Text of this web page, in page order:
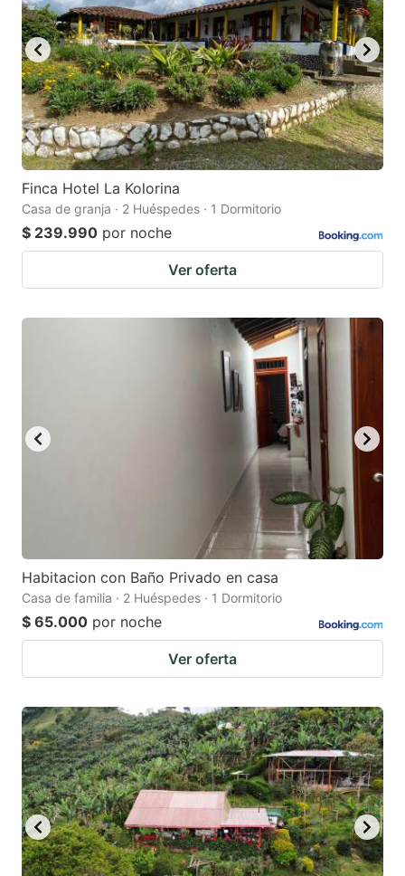
Finca Hotel La Kolorina
Casa de granja · 2 Huéspedes · 1 Dormitorio
$ 239.990 por noche
Ver oferta
Habitacion con Baño Privado en casa
Casa de familia · 2 Huéspedes · 1 Dormitorio
$ 65.000 por noche
Ver oferta